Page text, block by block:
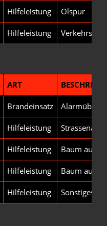
Hilfeleistung Ölspur
Hilfeleistung
ART
Brandeinsatz Alarmübung
Hilfeleistung
Hilfeleistung Baum auf
Hilfeleistung Baum auf
Hilfeleistung Sonstiges